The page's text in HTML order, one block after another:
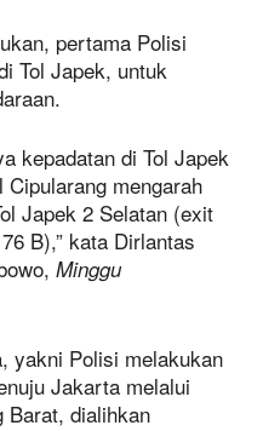
pertama Polisi
Tol Japek, untuk
kepadatan di Tol Japek
mengarah
Japek 2 Selatan (exit
B),” kata Dirlantas
Minggu
yakni Polisi melakukan
Jakarta melalui
Barat, dialihkan